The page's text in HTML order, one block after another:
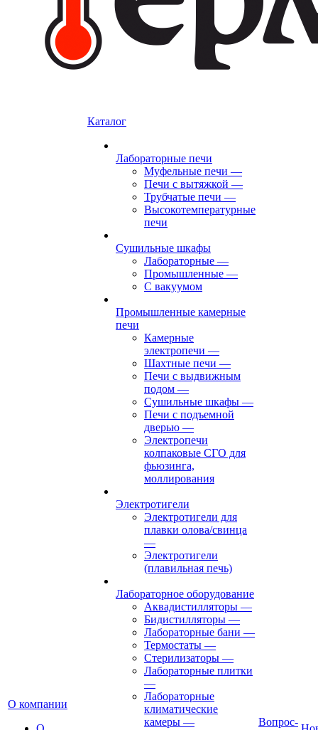
О компании
Каталог
Лабораторные печи
Муфельные печи —
Печи с вытяжкой —
Трубчатые печи —
Высокотемпературные
печи
Сушильные шкафы
Лабораторные —
Промышленные —
С вакуумом
Промышленные камерные
печи
Камерные
электропечи —
Шахтные печи —
Печи с выдвижным
подом —
Сушильные шкафы —
Печи с подъемной
дверью —
Электропечи
колпаковые СГО для
фьюзинга,
моллирования
Электротигели
Электротигели для
плавки олова/свинца
—
Электротигели
(плавильная печь)
Лабораторное оборудование
Аквадистилляторы —
Бидистилляторы —
Лабораторные бани —
Термостаты —
Стерилизаторы —
Лабораторные плитки
—
Лабораторные
климатические
камеры —
Вопрос-